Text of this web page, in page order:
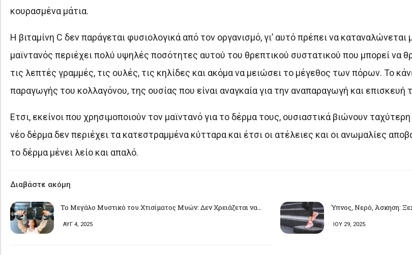
κουρασμένα μάτια.
Η βιταμίνη C δεν παράγεται φυσιολογικά από τον οργανισμό, γι’ αυτό πρέπει να
μαϊντανός περιέχει πολύ υψηλές ποσότητες αυτού του θρεπτικού συστατικού που μπορεί να
τις λεπτές γραμμές, τις ουλές, τις κηλίδες και ακόμα να μειώσει το μέγεθος των πόρων. Το
παραγωγής του κολλαγόνου, της ουσίας που είναι αναγκαία για την αναπαραγωγή και
Ετσι, εκείνοι που χρησιμοποιούν τον μαϊντανό για το δέρμα τους, ουσιαστικά βιώνουν
νέο δέρμα δεν περιέχει τα κατεστραμμένα κύτταρα και έτσι οι ατέλειες και οι ανωμαλίες
το δέρμα μένει λείο και απαλό.
Διαβάστε ακόμη
Το Μεγάλο Μυστικό του Χτισίματος Μυών: Δεν Χρειάζεται να…
ΑΥΓ 4, 2025
Ύπνος, Νερό, Άσκηση:
ΙΟΥ 29, 2025